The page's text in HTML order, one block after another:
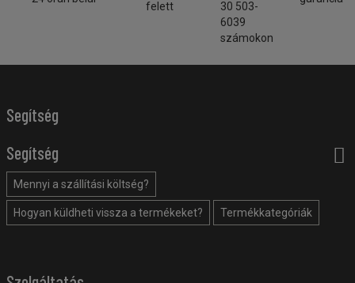
felett
30 503-
6039
számokon
Segítség
Segítség
Mennyi a szállítási költség?
Hogyan küldheti vissza a termékeket? Termékkategóriák